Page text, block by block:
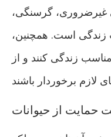
غیرضروری، گرسنگی،
است. همچنین،
زندگی کنند و از
حمایت از حیوانات